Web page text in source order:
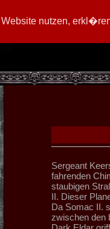
nutzen,
Sergeant
fahrenden
staubigen
II. Dieser
Da Somac II.
zwischen den